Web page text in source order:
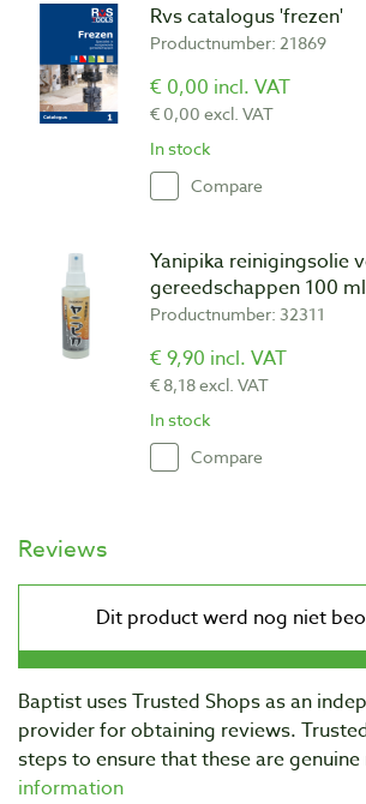
Rvs catalogus 'frezen'
Productnumber: 21869
€ 0,00 incl. VAT
€ 0,00 excl. VAT
In stock
Compare
Yanipika reinigingsolie
gereedschappen 100 ml
Productnumber: 32311
€ 9,90 incl. VAT
€ 8,18 excl. VAT
In stock
Compare
Reviews
Baptist uses Trusted Shops as an
provider for obtaining reviews.
steps to ensure that these are
information